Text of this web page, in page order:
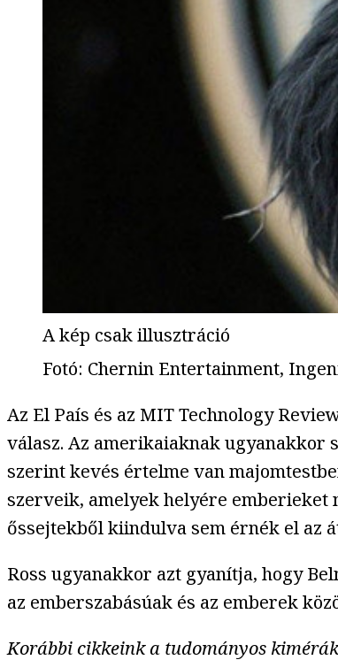
A kép csak illusztráció
Fotó: Chernin Entertainment,
Az El País és az MIT Technology
válasz. Az amerikaiaknak ugyanakkor
szerint kevés értelme van
szerveik, amelyek helyére emberieket
őssejtekből kiindulva sem érnék el az
Ross ugyanakkor azt gyanítja, hogy
az emberszabásúak és az emberek
Korábbi cikkeink a tudományos